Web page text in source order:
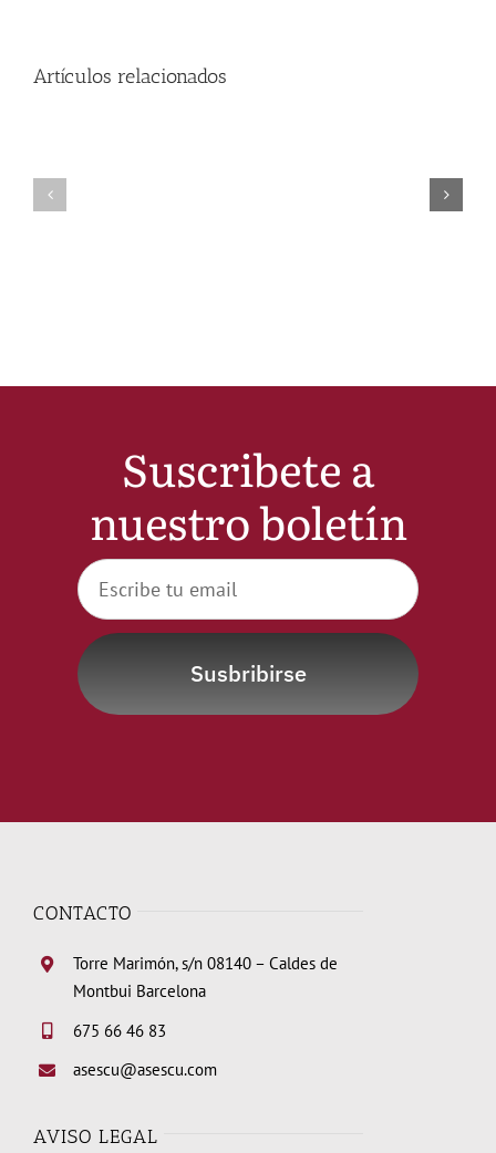
Artículos relacionados
Suscribete a
nuestro boletín
Susbribirse
CONTACTO
Torre Marimón, s/n 08140 – Caldes de
Montbui Barcelona
675 66 46 83
asescu@asescu.com
AVISO LEGAL